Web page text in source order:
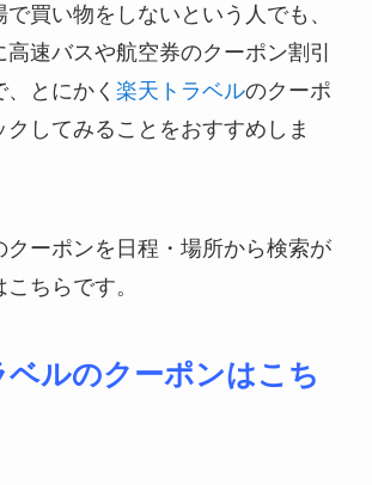
買い物をしないという人でも、
速バスや航空券のクーポン割引
とにかく 楽天トラベルのクーポ
クしてみることをおすすめしま
クーポンを日程・場所から検索が
ちらです。
ルのクーポンはこち